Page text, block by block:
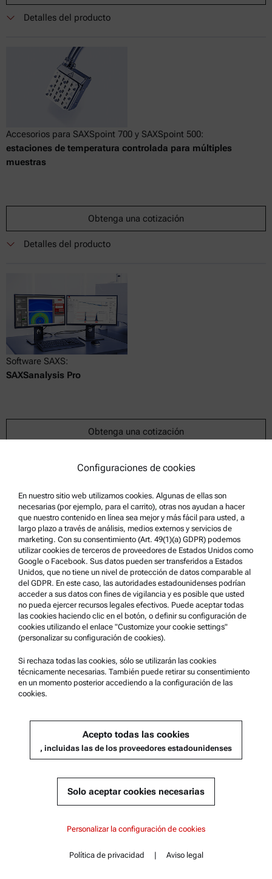
Detalles del producto
Accesorios para SAXSpoint 700 y SAXSpoint 500:
estaciones de temperatura controlada para múltiples
muestras
Obtenga una cotización
Detalles del producto
Software SAXS:
SAXSanalysis Pro
Obtenga una cotización
Detalles del producto
PARTES DE REPUESTO CARCASA SAXSESS
Obtenga una cotización
VENTANAS CELDA DE VISCOSIDAD A 120°C
Configuraciones de cookies
En nuestro sitio web utilizamos cookies. Algunas de ellas son
necesarias (por ejemplo, para el carrito), otras nos ayudan a hacer
que nuestro contenido en línea sea mejor y más fácil para usted, a
largo plazo a través de análisis, medios externos y servicios de
marketing. Con su consentimiento (Art. 49(1)(a) GDPR) podemos
utilizar cookies de terceros de proveedores de Estados Unidos como
Google o Facebook. Sus datos pueden ser transferidos a Estados
Unidos, que no tiene un nivel de protección de datos comparable al
del GDPR. En este caso, las autoridades estadounidenses podrían
acceder a sus datos con fines de vigilancia y es posible que usted
no pueda ejercer recursos legales efectivos. Puede aceptar todas
las cookies haciendo clic en el botón, o definir su configuración de
cookies utilizando el enlace "Customize your cookie settings"
(personalizar su configuración de cookies).
Si rechaza todas las cookies, sólo se utilizarán las cookies
técnicamente necesarias. También puede retirar su consentimiento
en un momento posterior accediendo a la configuración de las
cookies.
Acepto todas las cookies
, incluidas las de los proveedores estadounidenses
Solo aceptar cookies necesarias
Personalizar la configuración de cookies
Política de privacidad | Aviso legal
Contacto Contenido